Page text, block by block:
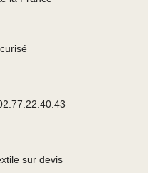
sur devis